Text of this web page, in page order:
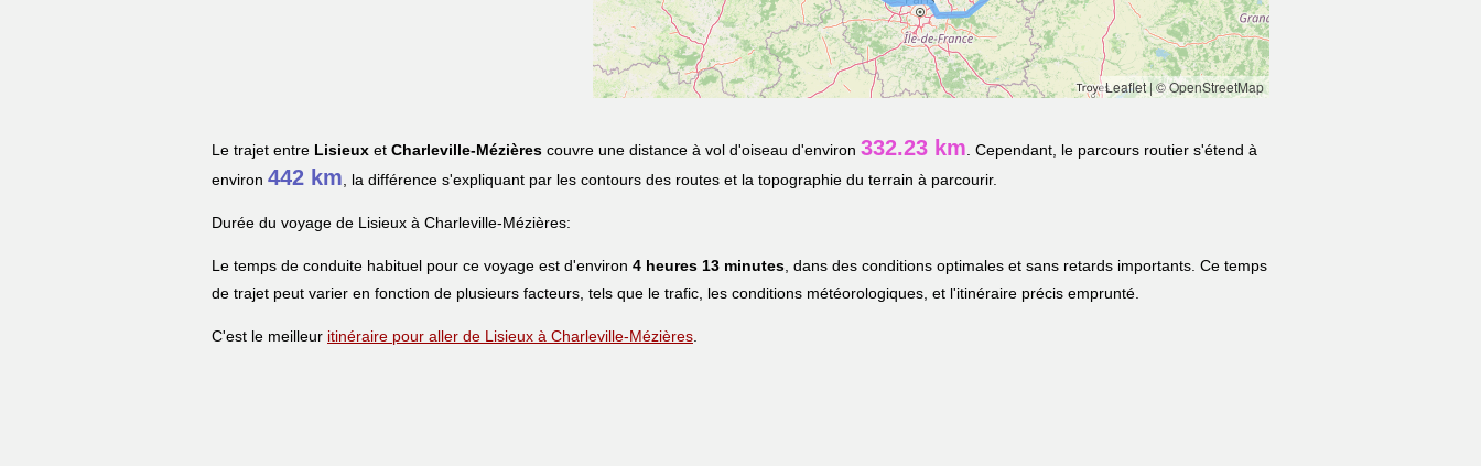
Leaflet| © OpenStreetMap
Le trajet entre Lisieux et Charleville-Mézières couvre une distance à vol d'oiseau d'environ 332.23 km . Cependant, le parcours routier s'étend à
environ 442 km , la différence s'expliquant par les contours des routes et la topographie du terrain à parcourir.
Durée du voyage de Lisieux à Charleville-Mézières:
Le temps de conduite habituel pour ce voyage est d'environ 4 heures 13 minutes , dans des conditions optimales et sans retards importants. Ce temps
de trajet peut varier en fonction de plusieurs facteurs, tels que le trafic, les conditions météorologiques, et l'itinéraire précis emprunté.
C'est le meilleur itinéraire pour aller de Lisieux à Charleville-Mézières